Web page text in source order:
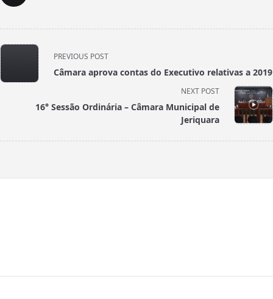
<span
class="nav-
subtitle
PREVIOUS POST
Câmara aprova contas do Executivo relativas a 2019
NEXT POST
16° Sessão Ordinária – Câmara Municipal de
Jeriquara